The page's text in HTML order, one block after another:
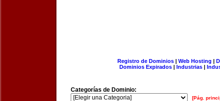
Registro de Dominios| Web Hosting |
Dominios Expirados | Industrias |
Categorías de Dominio:
[Pág.